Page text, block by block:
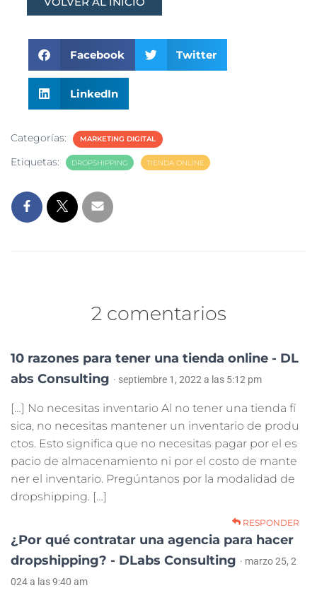
Facebook Twitter
LinkedIn
Categorías: MARKETING DIGITAL
Etiquetas: DROPSHIPPING TIENDA ONLINE
2 comentarios
10 razones para tener una tienda online - DL
abs Consulting · septiembre 1, 2022 a las 5:12 pm
[…] No necesitas inventario Al no tener una tienda fí
sica, no necesitas mantener un inventario de produ
ctos. Esto significa que no necesitas pagar por el es
pacio de almacenamiento ni por el costo de mante
ner el inventario. Pregúntanos por la modalidad de
dropshipping. […]
RESPONDER
¿Por qué contratar una agencia para hacer
dropshipping? - DLabs Consulting · marzo 25, 2
024 a las 9:40 am